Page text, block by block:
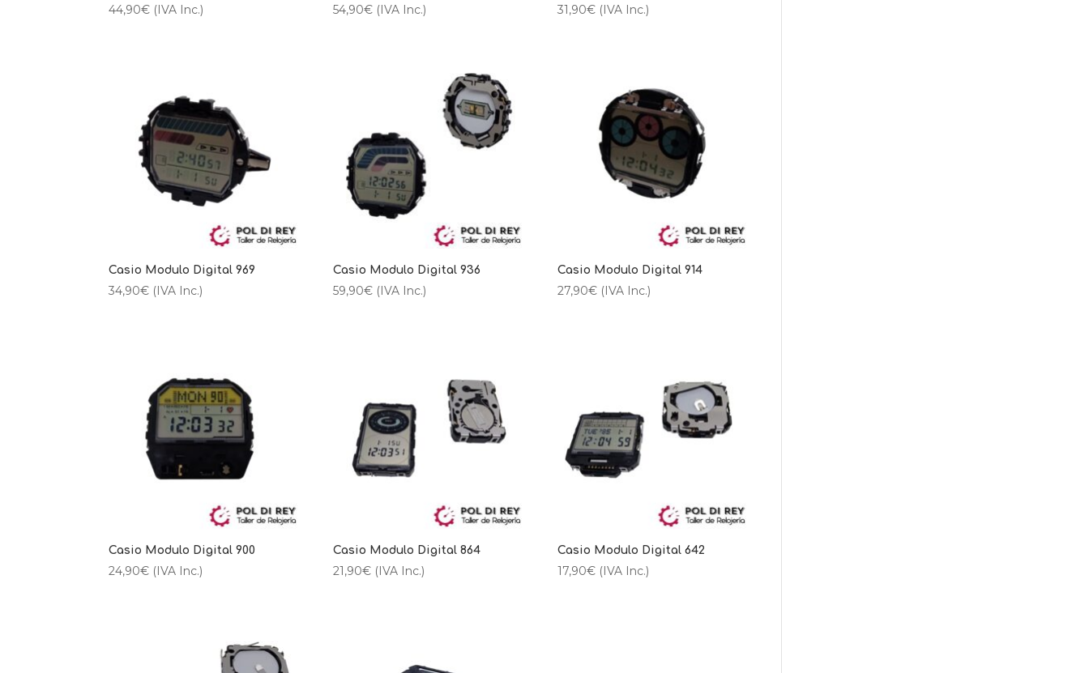
44,90€ (IVA Inc.) 54,90€ (IVA Inc.) 31,90€ (IVA Inc.)
Casio Modulo Digital 969
34,90€ (IVA Inc.)
Casio Modulo Digital 936
59,90€ (IVA Inc.)
Casio Modulo Digital 914
27,90€ (IVA Inc.)
Casio Modulo Digital 900
24,90€ (IVA Inc.)
Casio Modulo Digital 864
21,90€ (IVA Inc.)
Casio Modulo Digital 642
17,90€ (IVA Inc.)